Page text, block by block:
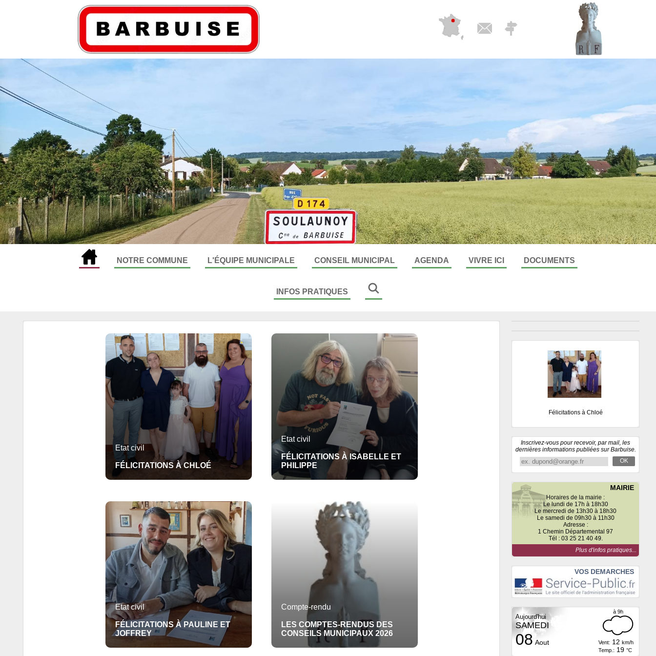
NOTRE COMMUNE
L'ÉQUIPE MUNICIPALE
CONSEIL MUNICIPAL
Compte-rendu
Commissions
AGENDA
VIVRE ICI
DOCUMENTS
INFOS PRATIQUES
Etat civil
FÉLICITATIONS À CHLOÉ
Etat civil
FÉLICITATIONS À ISABELLE ET
PHILIPPE
Etat civil
FÉLICITATIONS À PAULINE ET
JOFFREY
Compte-rendu
LES COMPTES-RENDUS DES
CONSEILS MUNICIPAUX 2026
Félicitations à Chloé
Inscrivez-vous pour recevoir, par mail, les
dernières informations publiées sur Barbuise.
OK
MAIRIE
Horaires de la mairie :
Le lundi de 17h à 18h30
Le mercredi de 13h30 à 18h30
Le samedi de 09h30 à 11h30
Adresse :
1 Chemin Départemental 97
Tél : 03 25 21 40 49.
Plus d'infos pratiques...
VOS DEMARCHES
DIMANCHE à 9h
Vent: 5 km/h
LUNDI à 9h
Vent: 5 km/h
Temp.: 29 °C